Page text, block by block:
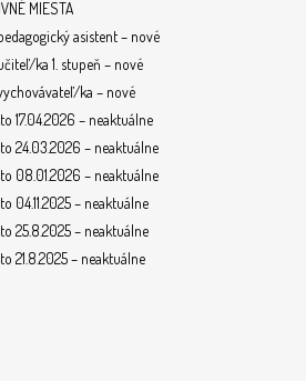
MIESTA
asistent – nové
ka 1. stupeň – nové
ka – nové
17.04.2026 – neaktuálne
24.03.2026 – neaktuálne
08.01.2026 – neaktuálne
04.11.2025 – neaktuálne
25.8.2025 – neaktuálne
21.8.2025 – neaktuálne